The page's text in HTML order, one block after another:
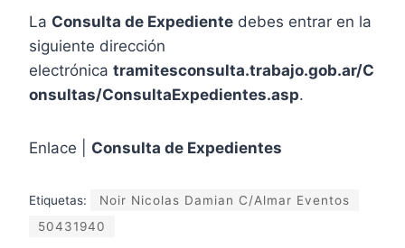
La Consulta de Expediente debes entrar en la
siguiente dirección
electrónica tramitesconsulta.trabajo.gob.ar/C
onsultas/ConsultaExpedientes.asp.
Enlace | Consulta de Expedientes
Etiquetas:
Noir Nicolas Damian C/Almar Eventos
50431940